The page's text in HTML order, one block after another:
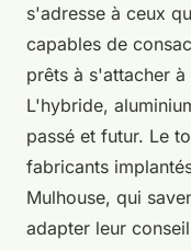
s'adresse à ceux
capables de
prêts à s'attacher
L'hybride,
passé et futur. Le
fabricants
Mulhouse, qui
adapter leur